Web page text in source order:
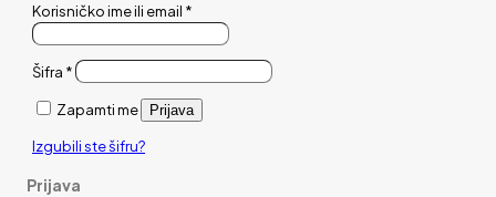
Korisničko ime ili email *
Šifra *
Zapamti me Prijava
Izgubili ste šifru?
Prijava